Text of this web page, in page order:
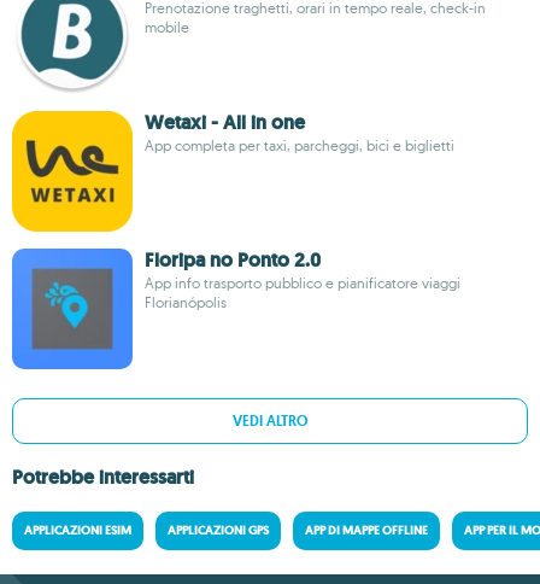
Prenotazione traghetti, orari in tempo reale, check-in
mobile
Wetaxi - All in one
App completa per taxi, parcheggi, bici e biglietti
Floripa no Ponto 2.0
App info trasporto pubblico e pianificatore viaggi
Florianópolis
VEDI ALTRO
Potrebbe interessarti
APPLICAZIONI ESIM APPLICAZIONI GPS APP DI MAPPE OFFLINE APP PER IL